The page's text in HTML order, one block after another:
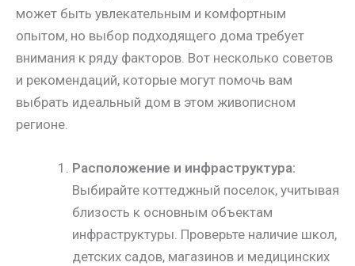
может быть увлекательным и комфортным
опытом, но выбор подходящего дома требует
внимания к ряду факторов. Вот несколько советов
и рекомендаций, которые могут помочь вам
выбрать идеальный дом в этом живописном
регионе.
Расположение и инфраструктура:
Выбирайте коттеджный поселок, учитывая
близость к основным объектам
инфраструктуры. Проверьте наличие школ,
детских садов, магазинов и медицинских